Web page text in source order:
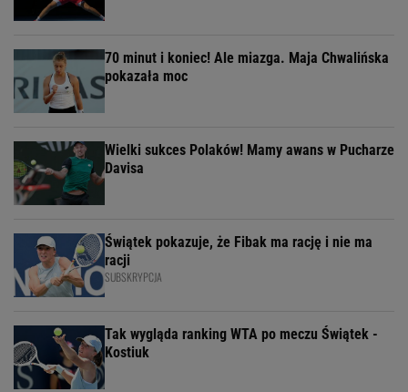
70 minut i koniec! Ale miazga. Maja Chwalińska
pokazała moc
Wielki sukces Polaków! Mamy awans w Pucharze
Davisa
Świątek pokazuje, że Fibak ma rację i nie ma
racji
SUBSKRYPCJA
Tak wygląda ranking WTA po meczu Świątek -
Kostiuk